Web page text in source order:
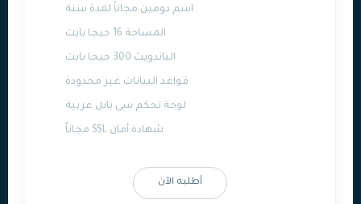
اسم دومين مجاناً لمدة سنة
المساحة 16 جيجا بايت
الباندويث 300 جيجا بايت
قواعد البيانات غير محدودة
لوحة تحكم سى بانل عربية
شهادة أمان SSL مجاناً
أطلبه الآن